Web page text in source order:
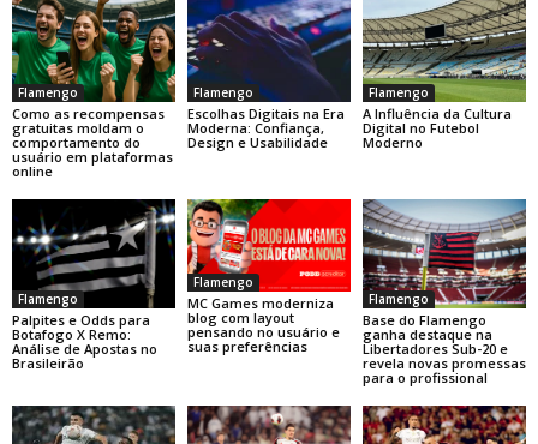
Flamengo
Como as recompensas
gratuitas moldam o
comportamento do
usuário em plataformas
online
Flamengo
Escolhas Digitais na Era
Moderna: Confiança,
Design e Usabilidade
Flamengo
A Influência da Cultura
Digital no Futebol
Moderno
Flamengo
Palpites e Odds para
Botafogo X Remo:
Análise de Apostas no
Brasileirão
Flamengo
MC Games moderniza
blog com layout
pensando no usuário e
suas preferências
Flamengo
Base do Flamengo
ganha destaque na
Libertadores Sub-20 e
revela novas promessas
para o profissional